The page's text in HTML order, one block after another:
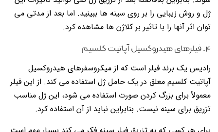
ژل و روش زیبایی را بر روی سینه ها ببینید. اما بعد از مدتی می
توان اثر آنها را با تاثیر بر کلاژن ها مشاهده کرد.
۴. فیلرهای هیدروکسیل آپاتیت کلسیم
رادیس یک برند فیلر است که از میکروسفرهای هیدروکسیل
آپاتیت کلسیم معلق در یک حامل ژل استفاده می کند. از این فیلر
معمولاً برای بزرگ کردن صورت استفاده می شود، این ژل مناسب
تزریق برای سینه نیست. بنابراین نباید از آن استفاده کرد.